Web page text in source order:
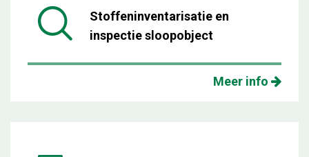
Stoffeninventarisatie en
inspectie sloopobject
Meer info